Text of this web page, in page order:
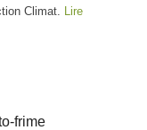
Climat. Lire
frime